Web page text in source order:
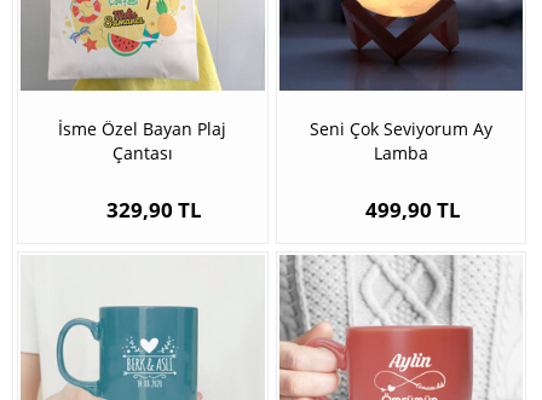
İsme Özel Bayan Plaj
Çantası
329,90 TL
Seni Çok Seviyorum Ay
Lamba
499,90 TL